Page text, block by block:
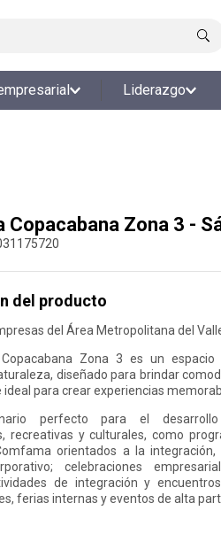
Liderazgo
Copacabana Zona 3 -
del producto
del Área Metropolitana del
Zona 3 es un espacio
diseñado para brindar
para crear experiencias
perfecto para el
recreativas y culturales, como
orientados a la
celebraciones
de integración y
ferias internas y eventos de alta